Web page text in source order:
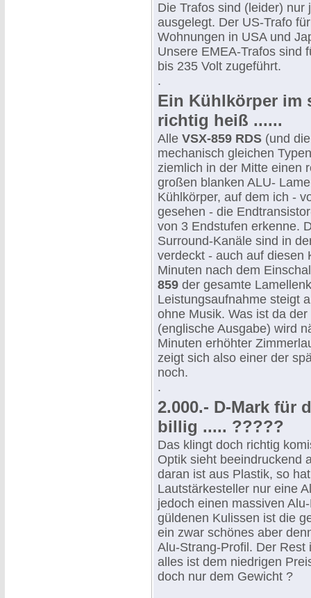
Die Trafos sind (leider)
ausgelegt. Der US-Trafo
Wohnungen in USA und
Unsere EMEA-Trafos sind
bis 235 Volt zugeführt.
.
Ein Kühlkörper im
richtig heiß ......
Alle VSX-859 RDS (und die
mechanisch gleichen
ziemlich in der Mitte einen
großen blanken ALU-
Kühlkörper, auf dem ich -
gesehen - die
von 3 Endstufen erkenne.
Surround-Kanäle sind in
verdeckt - auch auf diesen
Minuten nach dem
859 der gesamte
Leistungsaufnahme steigt
ohne Musik. Was ist da
(englische Ausgabe) wird
Minuten erhöhter
zeigt sich also einer der
noch.
.
2.000.- D-Mark für
billig ..... ?????
Das klingt doch richtig
Optik sieht beeindruckend
daran ist aus Plastik, so
Lautstärkesteller nur eine
jedoch einen massiven
güldenen Kulissen ist die
ein zwar schönes aber
Alu-Strang-Profil. Der Rest
alles ist dem niedrigen
doch nur dem Gewicht ?